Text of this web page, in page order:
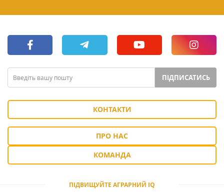
ПІДПИСАТИСЬ
КОНТАКТИ
ПРО НАС
КОМАНДА
ПІДВИЩУЙТЕ АГРАРНИЙ IQ